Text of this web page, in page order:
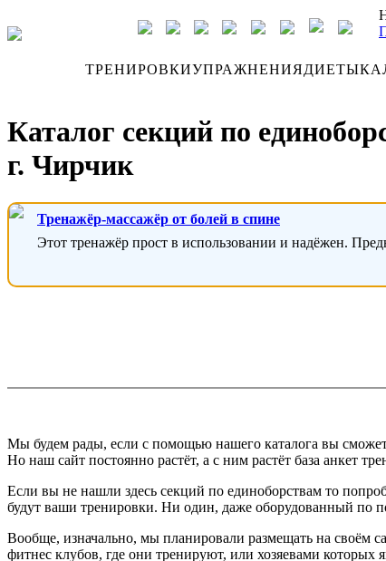
ТРЕНИРОВКИУПРАЖНЕНИЯДИЕТЫ
Каталог секций по
г. Чирчик
Тренажёр-массажёр от болей в спине
Этот тренажёр прост в использовании и надёжен.
Мы будем рады, если с помощью нашего каталога вы
Но наш сайт постоянно растёт, а с ним растёт база анкет
Если вы не нашли здесь секций по единоборствам то
будут ваши тренировки. Ни один, даже оборудованный по
Вообще, изначально, мы планировали размещать на своём
фитнес клубов, где они тренируют, или хозяевами которых